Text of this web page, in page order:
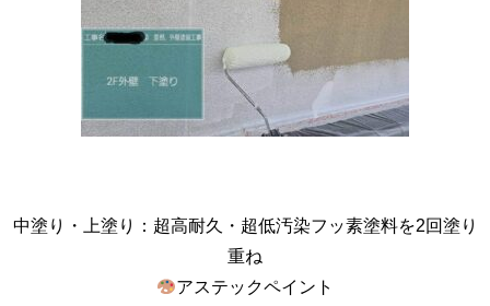
中塗り・上塗り：超高耐久・超低汚染フッ素塗料を2回塗り
重ね
アステックペイント